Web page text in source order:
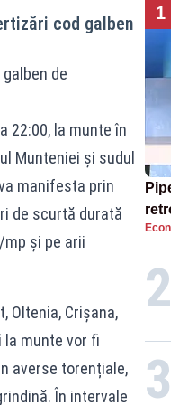
cod galben
de
22:00, la munte în
Munteniei și sudul
manifesta prin
de scurtă durată
și pe arii
Oltenia, Crișana,
la munte vor fi
averse torențiale,
În intervale
1
2
3